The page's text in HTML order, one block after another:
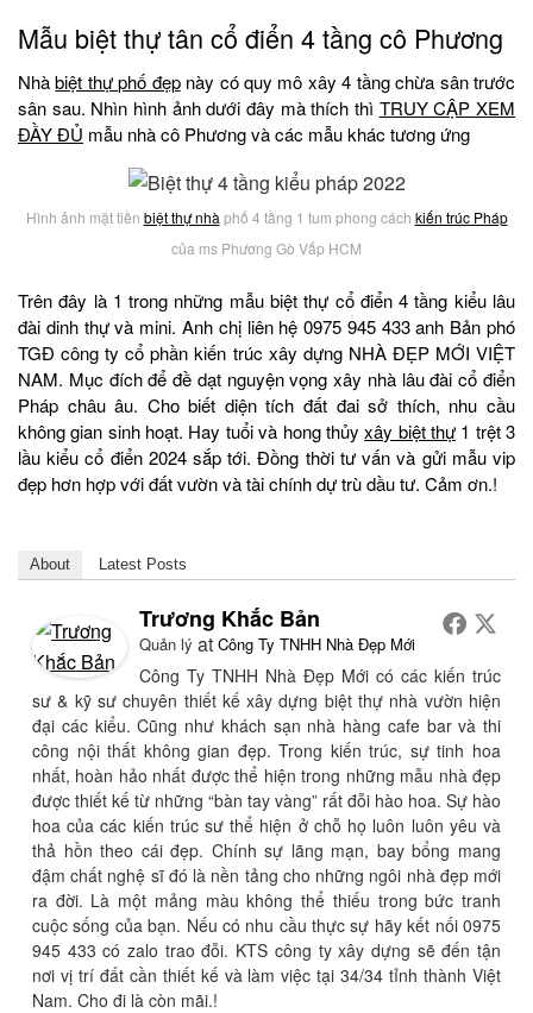
Mẫu biệt thự tân cổ điển 4 tầng cô Phương
Nhàbiệt thự phố đẹpnày có quy mô xây 4 tầng chừa sân trước
sân sau. Nhìn hình ảnh dưới đây mà thích thì TRUY CẬP XEM
ĐẦY ĐỦ mẫu nhà cô Phương và các mẫu khác tương ứng
Hình ảnh mặt tiền biệt thự nhà phố 4 tầng 1 tum phong cách kiến trúc Pháp
của ms Phương Gò Vấp HCM
Trên đây là 1 trong những mẫu biệt thự cổ điển 4 tầng kiểu lâu
đài dinh thự và mini. Anh chị liên hệ 0975 945 433 anh Bản phó
TGĐ công ty cổ phần kiến trúc xây dựng NHÀ ĐẸP MỚI VIỆT
NAM. Mục đích để đề dạt nguyện vọng xây nhà lâu đài cổ điển
Pháp châu âu. Cho biết diện tích đất đai sở thích, nhu cầu
không gian sinh hoạt. Hay tuổi và hong thủyxây biệt thự1 trệt 3
lầu kiểu cổ điển 2024 sắp tới. Đồng thời tư vấn và gửi mẫu vip
đẹp hơn hợp với đất vườn và tài chính dự trù dầu tư. Cảm ơn.!
About Latest Posts
Trương Khắc Bản
Quản lý at Công Ty TNHH Nhà Đẹp Mới
Công Ty TNHH Nhà Đẹp Mới có các kiến trúc
sư & kỹ sư chuyên thiết kế xây dựng biệt thự nhà vườn hiện
đại các kiểu. Cũng như khách sạn nhà hàng cafe bar và thi
công nội thất không gian đẹp. Trong kiến trúc, sự tinh hoa
nhất, hoàn hảo nhất được thể hiện trong những mẫu nhà đẹp
được thiết kế từ những “bàn tay vàng” rất đỗi hào hoa. Sự hào
hoa của các kiến trúc sư thể hiện ở chỗ họ luôn luôn yêu và
thả hồn theo cái đẹp. Chính sự lãng mạn, bay bổng mang
đậm chất nghệ sĩ đó là nền tảng cho những ngôi nhà đẹp mới
ra đời. Là một mảng màu không thể thiếu trong bức tranh
cuộc sống của bạn. Nếu có nhu cầu thực sự hãy kết nối 0975
945 433 có zalo trao đỗi. KTS công ty xây dựng sẽ đến tận
nơi vị trí đất cần thiết kế và làm việc tại 34/34 tỉnh thành Việt
Nam. Cho đi là còn mãi.!